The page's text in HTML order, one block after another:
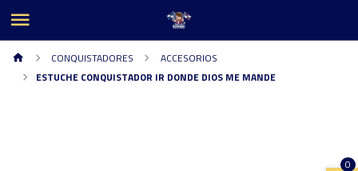
0
CONQUISTADORES
ACCESORIOS
ESTUCHE CONQUISTADOR IR DONDE DIOS ME MANDE